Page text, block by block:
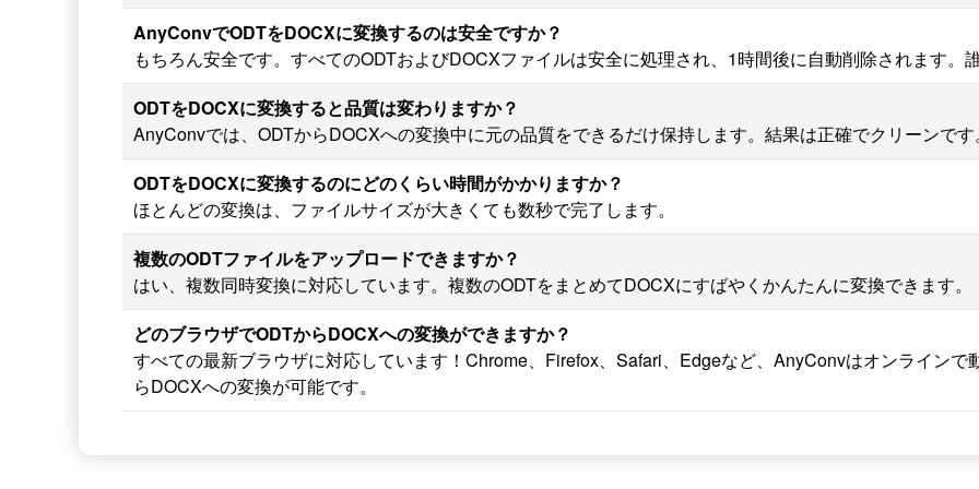
AnyConvでODTをDOCXに変換するのは安全ですか？
もちろん安全です。すべてのODTおよびDOCXファイルは安全に処理され、1時間後に自動削除されます。
ODTをDOCXに変換すると品質は変わりますか？
AnyConvでは、ODTからDOCXへの変換中に元の品質をできるだけ保持します。結果は正確でクリーンです
ODTをDOCXに変換するのにどのくらい時間がかかりますか？
ほとんどの変換は、ファイルサイズが大きくても数秒で完了します。
複数のODTファイルをアップロードできますか？
はい、複数同時変換に対応しています。複数のODTをまとめてDOCXにすばやくかんたんに変換できます。
どのブラウザでODTからDOCXへの変換ができますか？
すべての最新ブラウザに対応しています！Chrome、Firefox、Safari、Edgeなど、AnyConvはオンライン
らDOCXへの変換が可能です。